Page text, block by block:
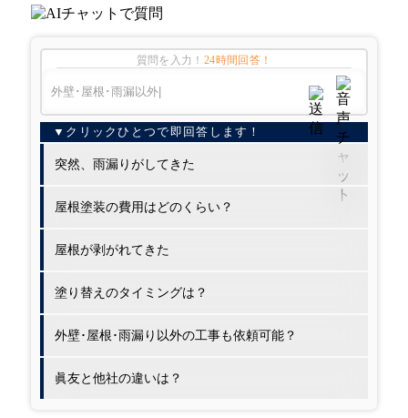
質問を入力！ 24時間回答！
突然、雨漏りがしてきた
屋根塗装の費用はどのくらい？
屋根が剥がれてきた
塗り替えのタイミングは？
外壁･屋根･雨漏り以外の工事も依頼可能？
眞友と他社の違いは？